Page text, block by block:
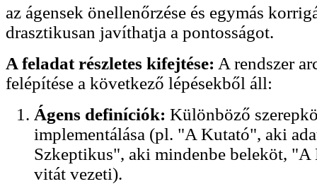
az ágensek önellenőrzése és egymás
drasztikusan javíthatja a pontosságot.
A feladat részletes kifejtése: A rendszer
felépítése a következő lépésekből áll:
Ágens definíciók: Különböző
implementálása (pl. "A Kutató", aki
Szkeptikus", aki mindenbe beleköt, "A
vitát vezeti).